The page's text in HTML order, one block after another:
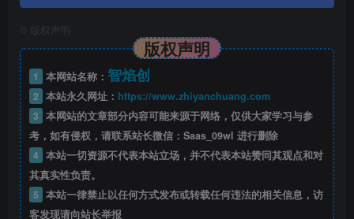
版权声明
版权声明
1 本网站名称： 智焰创
2 本站永久网址： https://www.zhiyanchuang.com
3 本网站的文章部分内容可能来源于网络，仅供大家学习与参
考，如有侵权，请联系站长微信：Saas_09wl 进行删除
4 本站一切资源不代表本站立场，并不代表本站赞同其观点和对
其真实性负责。
5 本站一律禁止以任何方式发布或转载任何违法的相关信息，访
客发现请向站长举报